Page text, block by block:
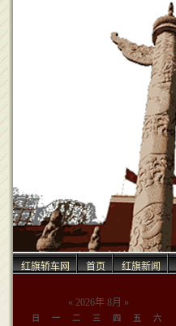
红旗轿车网 首页 红旗新闻
« 2026年 8月 »
日 一 二 三 四 五 六